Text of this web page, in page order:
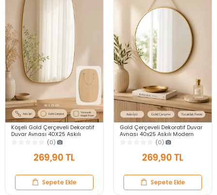
Köşeli Gold Çerçeveli Dekoratif
Duvar Aynası 40X25 Askılı
Modern Salon Antre Banyo
Yatak Odası Ayna
(0)
269,90 TL
Sepete Ekle
Gold Çerçeveli Dekoratif Duvar
Aynası 40x25 Askılı Modern
Salon Antre Banyo Yatak Odası
(0)
269,90 TL
Sepete Ekle